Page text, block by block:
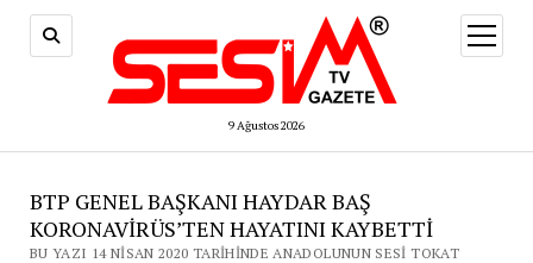
9 Ağustos 2026
aç
BTP GENEL BAŞKANI HAYDAR BAŞ
KORONAVİRÜS’TEN HAYATINI KAYBETTİ
BU YAZI 14 NISAN 2020 TARIHINDE ANADOLUNUN SESI TOKAT